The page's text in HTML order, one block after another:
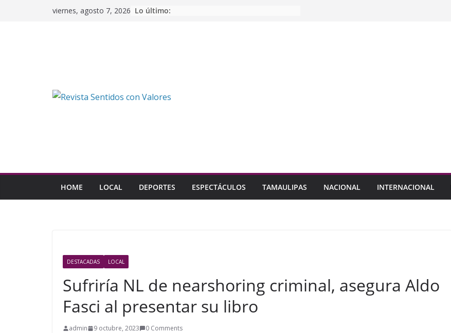
viernes, agosto 7, 2026 Lo último:
HOME LOCAL DEPORTES ESPECTÁCULOS TAMAULIPAS NACIONAL INTERNACIONAL
DESTACADAS LOCAL
Sufriría NL de nearshoring criminal, asegura Aldo
Fasci al presentar su libro
admin 9 octubre, 2023 0 Comments